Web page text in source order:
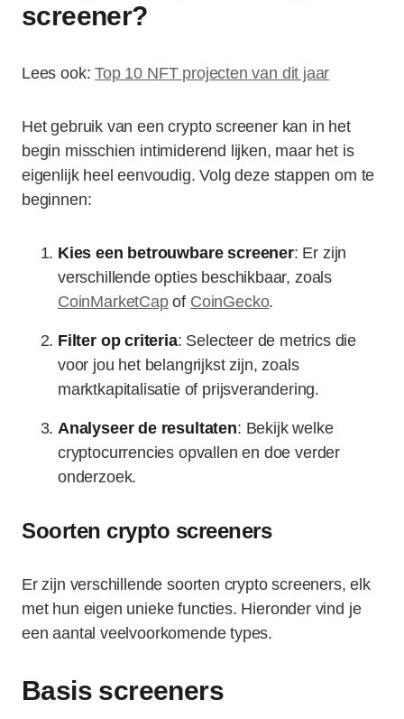
screener?
Lees ook:Top 10 NFT projecten van dit jaar
Het gebruik van een crypto screener kan in het
begin misschien intimiderend lijken, maar het is
eigenlijk heel eenvoudig. Volg deze stappen om te
beginnen:
Kies een betrouwbare screener: Er zijn
verschillende opties beschikbaar, zoals
CoinMarketCapof CoinGecko.
Filter op criteria: Selecteer de metrics die
voor jou het belangrijkst zijn, zoals
marktkapitalisatie of prijsverandering.
Analyseer de resultaten: Bekijk welke
cryptocurrencies opvallen en doe verder
onderzoek.
Soorten crypto screeners
Er zijn verschillende soorten crypto screeners, elk
met hun eigen unieke functies. Hieronder vind je
een aantal veelvoorkomende types.
Basis screeners